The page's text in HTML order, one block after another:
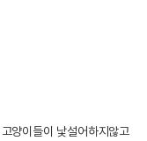
랑 어덜트 8kg
양이들이 낯설어하지않고